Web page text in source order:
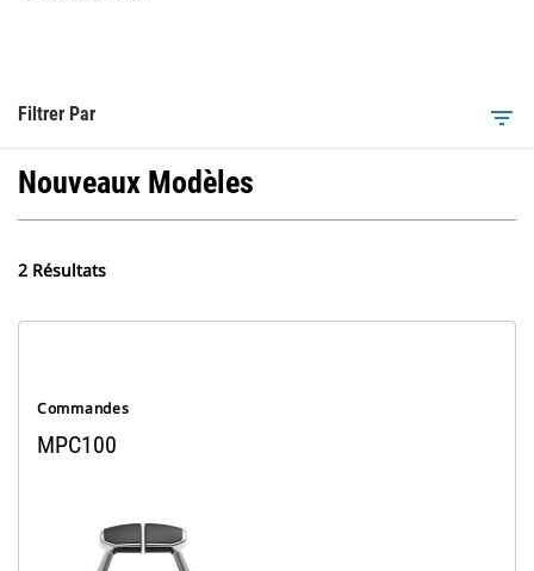
Filtrer Par filter_list
Nouveaux Modèles
2 Résultats
Commandes
MPC100